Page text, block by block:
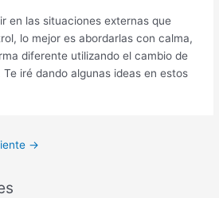
en las situaciones externas que
lo mejor es abordarlas con calma,
diferente utilizando el cambio de
iré dando algunas ideas en estos
→